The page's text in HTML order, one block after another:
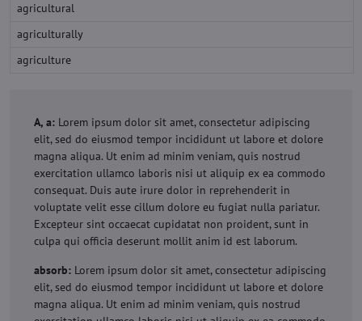
agricultural
agriculturally
agriculture
A, a: Lorem ipsum dolor sit amet, consectetur adipiscing
elit, sed do eiusmod tempor incididunt ut labore et dolore
magna aliqua. Ut enim ad minim veniam, quis nostrud
exercitation ullamco laboris nisi ut aliquip ex ea commodo
consequat. Duis aute irure dolor in reprehenderit in
voluptate velit esse cillum dolore eu fugiat nulla pariatur.
Excepteur sint occaecat cupidatat non proident, sunt in
culpa qui officia deserunt mollit anim id est laborum.
absorb: Lorem ipsum dolor sit amet, consectetur adipiscing
elit, sed do eiusmod tempor incididunt ut labore et dolore
magna aliqua. Ut enim ad minim veniam, quis nostrud